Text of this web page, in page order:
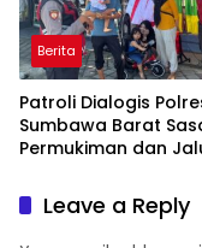
Berita
Patroli Dialogis
Sumbawa Barat
Permukiman dan
Tetap Kondusif
Leave a Reply